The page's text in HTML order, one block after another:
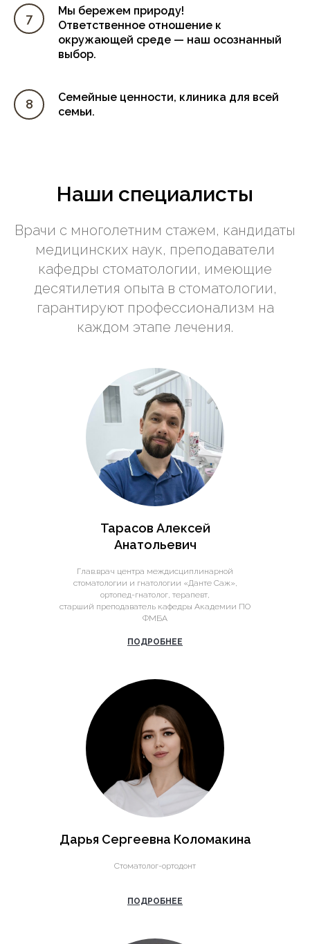
Мы бережем природу!
Ответственное отношение к
окружающей среде — наш осознанный
выбор.
Семейные ценности, клиника для всей
семьи.
Наши специалисты
Врачи с многолетним стажем, кандидаты
медицинских наук, преподаватели
кафедры стоматологии, имеющие
десятилетия опыта в стоматологии,
гарантируют профессионализм на
каждом этапе лечения.
Тарасов Алексей
Анатольевич
Глав.врач центра междисциплинарной
стоматологии и гнатологии «Данте Саж»,
ортопед-гнатолог, терапевт,
старший преподаватель кафедры Академии ПО
ФМБА
ПОДРОБНЕЕ
Дарья Сергеевна Коломакина
Cтоматолог-ортодонт
ПОДРОБНЕЕ